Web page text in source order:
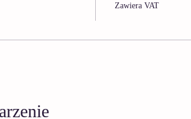
Zawiera VAT